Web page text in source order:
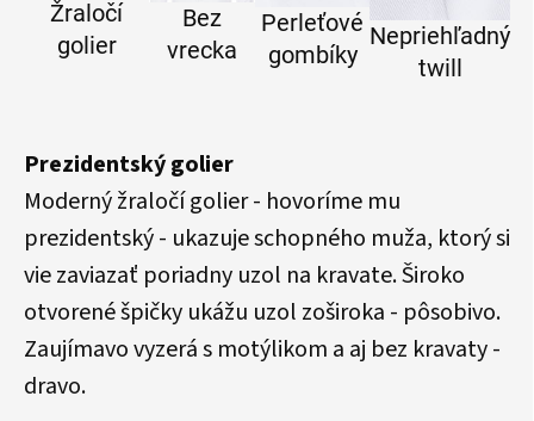
Žraločí
golier
Bez
vrecka
Perleťové
gombíky
Nepriehľadný
twill
Prezidentský golier
Moderný žraločí golier - hovoríme mu
prezidentský - ukazuje schopného muža, ktorý si
vie zaviazať poriadny uzol na kravate. Široko
otvorené špičky ukážu uzol zoširoka - pôsobivo.
Zaujímavo vyzerá s motýlikom a aj bez kravaty -
dravo.